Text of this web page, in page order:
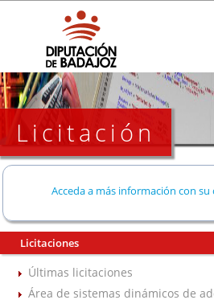
Licitación
Acceda a más información con
Licitaciones
Últimas licitaciones
Área de sistemas dinámicos de